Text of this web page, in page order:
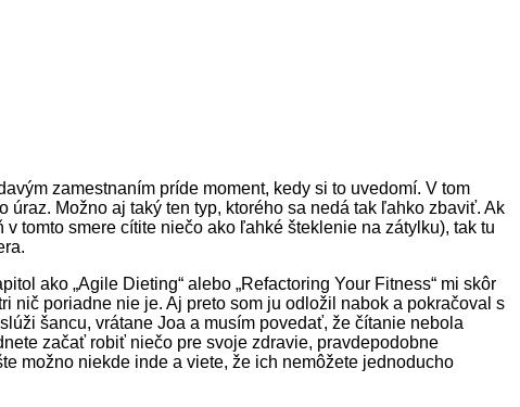
zamestnaním príde moment, kedy si to uvedomí. V tom
Možno aj taký ten typ, ktorého sa nedá tak ľahko zbaviť. Ak
tomto smere cítite niečo ako ľahké šteklenie na zátylku), tak tu
ako „Agile Dieting“ alebo „Refactoring Your Fitness“ mi skôr
nič poriadne nie je. Aj preto som ju odložil nabok a pokračoval s
šancu, vrátane Joa a musím povedať, že čítanie nebola
začať robiť niečo pre svoje zdravie, pravdepodobne
možno niekde inde a viete, že ich nemôžete jednoducho